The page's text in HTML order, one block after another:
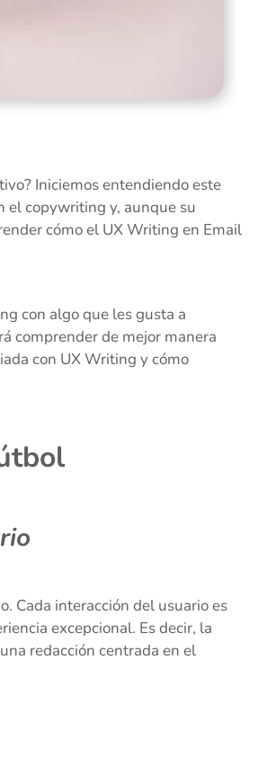
Iniciemos entendiendo este
el copywriting y, aunque su
cómo el UX Writing en Email
con algo que les gusta a
comprender de mejor manera
con UX Writing y cómo
Cada interacción del usuario es
excepcional. Es decir, la
redacción centrada en el